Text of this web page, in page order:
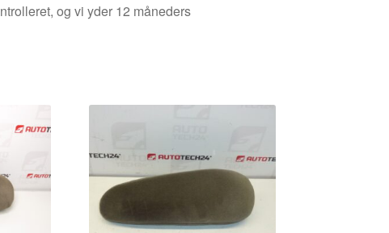
og vi yder 12 måneders